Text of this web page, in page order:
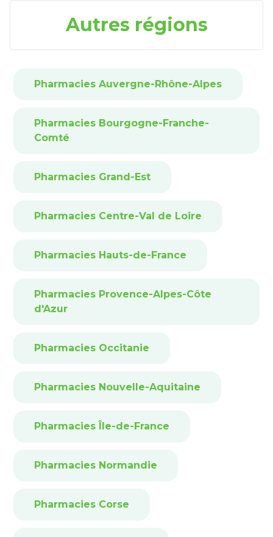
Autres régions
Pharmacies Auvergne-Rhône-Alpes
Pharmacies Bourgogne-Franche-
Comté
Pharmacies Grand-Est
Pharmacies Centre-Val de Loire
Pharmacies Hauts-de-France
Pharmacies Provence-Alpes-Côte
d'Azur
Pharmacies Occitanie
Pharmacies Nouvelle-Aquitaine
Pharmacies Île-de-France
Pharmacies Normandie
Pharmacies Corse